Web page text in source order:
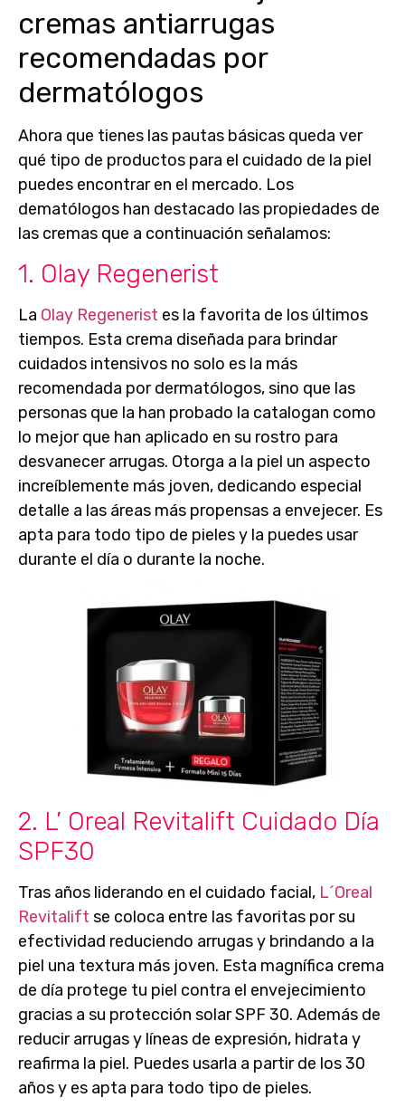
cremas antiarrugas
recomendadas por
dermatólogos
Ahora que tienes las pautas básicas queda ver
qué tipo de productos para el cuidado de la piel
puedes encontrar en el mercado. Los
dematólogos han destacado las propiedades de
las cremas que a continuación señalamos:
1. Olay Regenerist
La Olay Regenerist es la favorita de los últimos
tiempos. Esta crema diseñada para brindar
cuidados intensivos no solo es la más
recomendada por dermatólogos, sino que las
personas que la han probado la catalogan como
lo mejor que han aplicado en su rostro para
desvanecer arrugas. Otorga a la piel un aspecto
increíblemente más joven, dedicando especial
detalle a las áreas más propensas a envejecer. Es
apta para todo tipo de pieles y la puedes usar
durante el día o durante la noche.
2. L’ Oreal Revitalift Cuidado Día
SPF30
Tras años liderando en el cuidado facial, L´Oreal
Revitalift se coloca entre las favoritas por su
efectividad reduciendo arrugas y brindando a la
piel una textura más joven. Esta magnífica crema
de día protege tu piel contra el envejecimiento
gracias a su protección solar SPF 30. Además de
reducir arrugas y líneas de expresión, hidrata y
reafirma la piel. Puedes usarla a partir de los 30
añosy es apta para todo tipo de pieles.